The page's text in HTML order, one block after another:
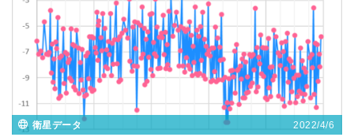
衛星データ 2022/4/6